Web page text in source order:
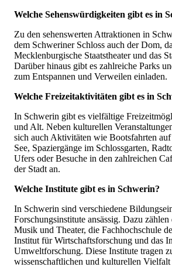
Welche Sehenswürdigkeiten gibt es in
Zu den sehenswerten Attraktionen in
dem Schweriner Schloss auch der Dom,
Mecklenburgische Staatstheater und das
Darüber hinaus gibt es zahlreiche Parks
zum Entspannen und Verweilen einladen.
Welche Freizeitaktivitäten gibt es in
In Schwerin gibt es vielfältige
und Alt. Neben kulturellen
sich auch Aktivitäten wie Bootsfahrten
See, Spaziergänge im Schlossgarten,
Ufers oder Besuche in den zahlreichen
der Stadt an.
Welche Institute gibt es in Schwerin?
In Schwerin sind verschiedene
Forschungsinstitute ansässig. Dazu
Musik und Theater, die Fachhochschule
Institut für Wirtschaftsforschung und das
Umweltforschung. Diese Institute tragen
wissenschaftlichen und kulturellen Vielfalt